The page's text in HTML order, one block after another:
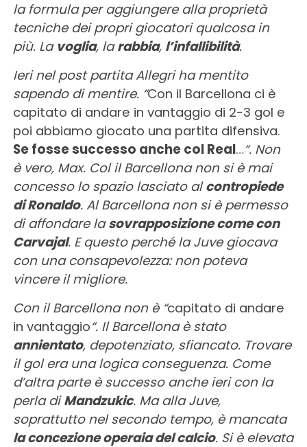
la formula per aggiungere alla proprietà
tecniche dei propri giocatori qualcosa in
più. La voglia, larabbia, l’infallibilità.
Ieri nel post partita Allegri ha mentito
sapendo di mentire. “Con il Barcellona ci è
capitato di andare in vantaggio di 2-3 gol e
poi abbiamo giocato una partita difensiva.
Se fosse successo anche col Real…“. Non
è vero, Max. Col il Barcellona non si è mai
concesso lo spazio lasciato alcontropiede
di Ronaldo. Al Barcellona non si è permesso
di affondare lasovrapposizione come con
Carvajal. E questo perché la Juve giocava
con una consapevolezza: non poteva
vincere il migliore.
Con il Barcellona non è “capitato di andare
in vantaggio“. Il Barcellona è stato
annientato, depotenziato, sfiancato. Trovare
il gol era una logica conseguenza. Come
d’altra parte è successo anche ieri con la
perla diMandzukic. Ma alla Juve,
soprattutto nel secondo tempo, è mancata
la concezione operaia del calcio. Si è elevata